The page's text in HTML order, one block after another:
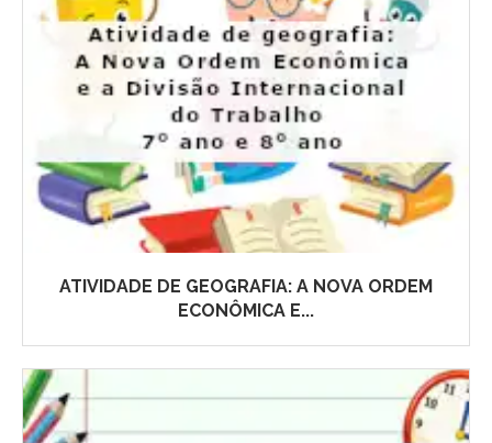
ATIVIDADE DE GEOGRAFIA: A NOVA ORDEM
ECONÔMICA E...